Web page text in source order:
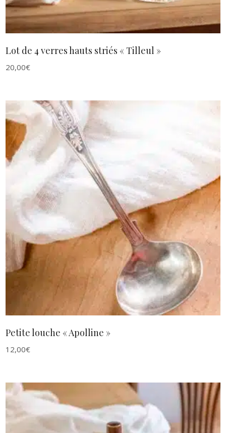
Lot de 4 verres hauts striés « Tilleul »
20,00€
AJOUTER AU PANIER
Petite louche « Apolline »
12,00€